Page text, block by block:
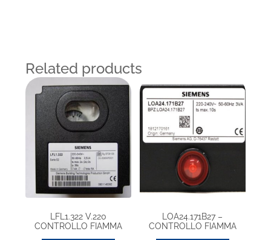
Related products
LFL1.322 V.220
CONTROLLO FIAMMA
LOA24.171B27 –
CONTROLLO FIAMMA